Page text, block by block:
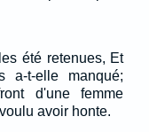
été retenues, Et
a-t-elle manqué;
d'une femme
avoir honte.